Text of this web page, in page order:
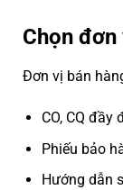
Chọn
Đơn vị bán
CO, CQ đầy
Phiếu bảo
Hướng dẫn